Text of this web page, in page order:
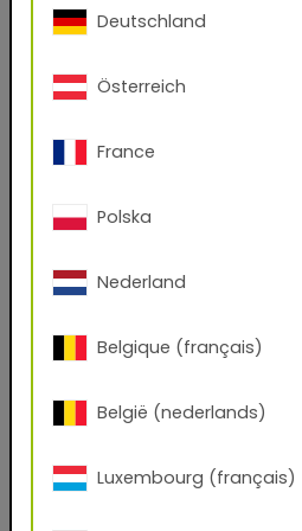
Indirizzo e-mail
Telefono
Città
nome azienda
Deutschland
Österreich
France
Polska
Nederland
Belgique (français)
België (nederlands)
Luxembourg (français)